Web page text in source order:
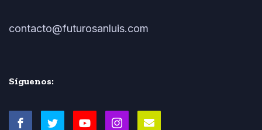
contacto@futurosanluis.com
Síguenos: